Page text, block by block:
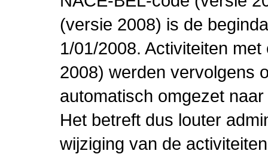
(versie 2008) is de
1/01/2008. Activiteiten
2008) werden vervolgens
automatisch omgezet
Het betreft dus louter
wijziging van de